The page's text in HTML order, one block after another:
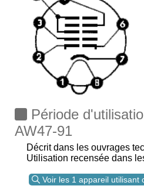
Période
AW47-91
Décrit dans les ouvrages
Utilisation recensée dans
Voir les 1 appareil utilisant